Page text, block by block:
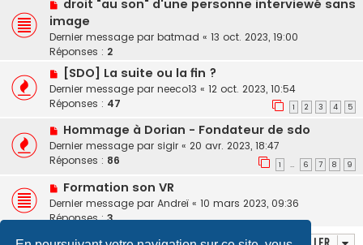
droit "au son" d'une personne interviewé sans
image
Dernier message par batmad « 13 oct. 2023, 19:00
Réponses : 2
[SDO] La suite ou la fin ?
Dernier message par neeco13 « 12 oct. 2023, 10:54
Réponses : 47 1 2 3 4 5
Hommage à Dorian - Fondateur de sdo
Dernier message par sigir « 20 avr. 2023, 18:47
Réponses : 86 1 … 6 7 8 9
Formation son VR
Dernier message par Andreï « 10 mars 2023, 09:36
Réponses :3